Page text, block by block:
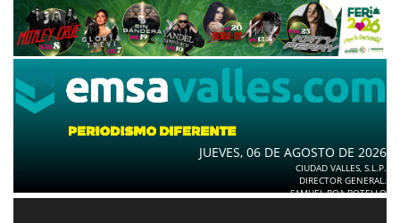
JUEVES, 06 DE AGOSTO DE 2026
CIUDAD VALLES, S.L.P.
DIRECTOR GENERAL.
SAMUEL ROA BOTELLO